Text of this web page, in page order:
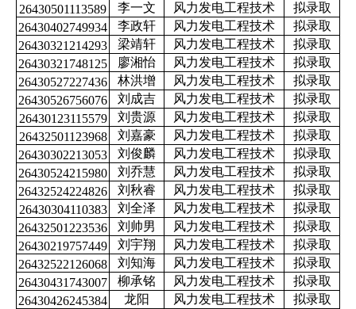
26430501113589
李一文 风力发电工程技术
拟录取
26430402749934
李政轩 风力发电工程技术
拟录取
26430321214293
梁靖轩 风力发电工程技术
拟录取
26430321748125
廖湘怡 风力发电工程技术
拟录取
26430527227436
林洪增 风力发电工程技术
拟录取
26430526756076
刘成吉 风力发电工程技术
拟录取
26430123115579
刘贵源 风力发电工程技术
拟录取
26432501123968
刘嘉豪 风力发电工程技术
拟录取
26430302213053
刘俊麟 风力发电工程技术
拟录取
26430524215980
刘乔慧 风力发电工程技术
拟录取
26432524224826
刘秋睿 风力发电工程技术
拟录取
26430304110383
刘全泽 风力发电工程技术
拟录取
26432501223536
刘帅男 风力发电工程技术
拟录取
26430219757449
刘宇翔 风力发电工程技术
拟录取
26432522126068
刘知海 风力发电工程技术
拟录取
26430431743007
柳承铭 风力发电工程技术
拟录取
26430426245384
龙阳 风力发电工程技术
拟录取